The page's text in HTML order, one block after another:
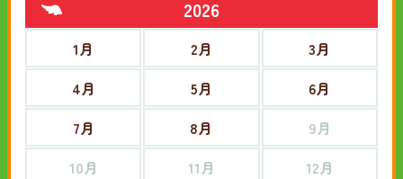
2026
1月 2月
3月
4月
5月
6月
7月
8月
9月
10月
11月 12月